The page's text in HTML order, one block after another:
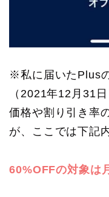
※私に届いたPlus
（2021年12月31日
価格や割り引き率
が、ここでは下記
60%OFFの対象は